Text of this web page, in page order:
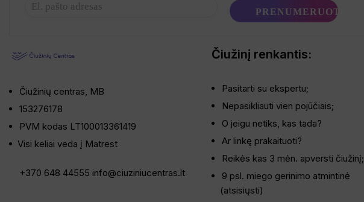
Čiužinių centras, MB
153276178
PVM kodas LT100013361419
Visi keliai veda į Matrest
+370 648 44555 info@ciuziniucentras.lt
Čiužinį renkantis:
Pasitarti su ekspertu;
Nepasikliauti vien pojūčiais;
O jeigu netiks, kas tada?
Ar linkę prakaituoti?
Reikės kas 3 mėn. apversti čiužinį;
9 psl. miego gerinimo atmintinė
(atsisiųsti)